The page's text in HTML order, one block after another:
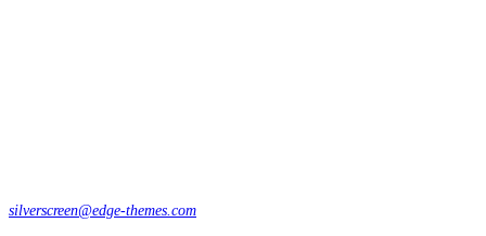
silverscreen@edge-themes.com